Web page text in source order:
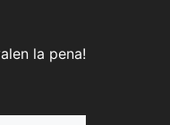
la pena!